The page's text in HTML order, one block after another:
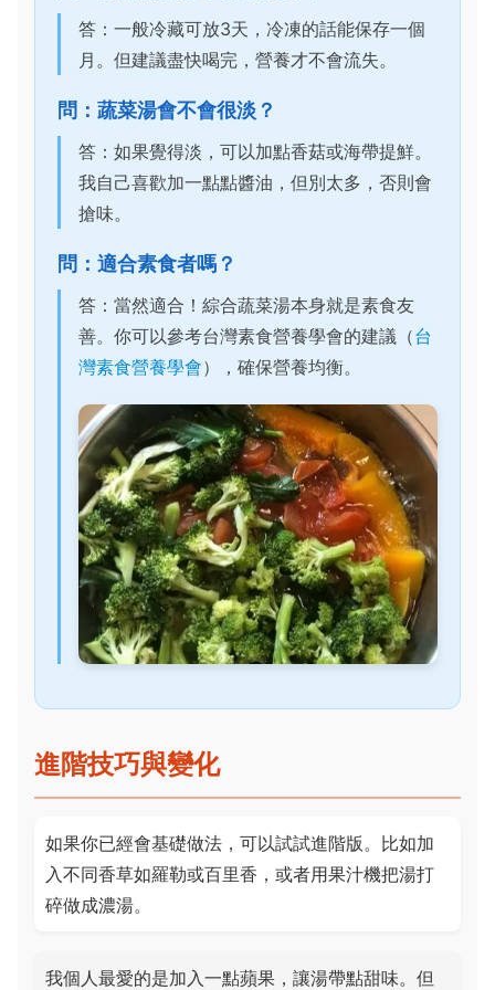
答：一般冷藏可放3天，冷凍的話能保存一個
月。但建議盡快喝完，營養才不會流失。
問：蔬菜湯會不會很淡？
答：如果覺得淡，可以加點香菇或海帶提鮮。
我自己喜歡加一點點醬油，但別太多，否則會
搶味。
問：適合素食者嗎？
答：當然適合！綜合蔬菜湯本身就是素食友
善。你可以參考台灣素食營養學會的建議（台
灣素食營養學會），確保營養均衡。
進階技巧與變化
如果你已經會基礎做法，可以試試進階版。比如加
入不同香草如羅勒或百里香，或者用果汁機把湯打
碎做成濃湯。
我個人最愛的是加入一點蘋果，讓湯帶點甜味。但